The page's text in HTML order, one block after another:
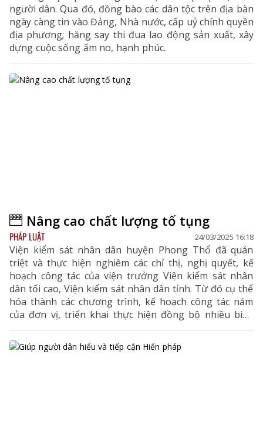
người dân. Qua đó, đồng bào các dân tộc trên địa bàn
ngày càng tin vào Đảng, Nhà nước, cấp uỷ chính quyền
địa phương; hăng say thi đua lao động sản xuất, xây
dựng cuộc sống ấm no, hạnh phúc.
Nâng cao chất lượng tố tụng
PHÁP LUẬT 24/03/2025 16:18
Viện kiểm sát nhân dân huyện Phong Thổ đã quán
triệt và thực hiện nghiêm các chỉ thị, nghị quyết, kế
hoạch công tác của viện trưởng Viện kiểm sát nhân
dân tối cao, Viện kiểm sát nhân dân tỉnh. Từ đó cụ thể
hóa thành các chương trình, kế hoạch công tác năm
của đơn vị, triển khai thực hiện đồng bộ nhiều biện
pháp nghiệp vụ...